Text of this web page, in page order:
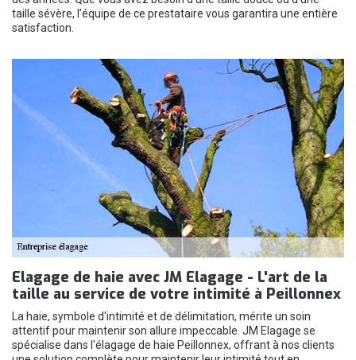
taille sévère, l’équipe de ce prestataire vous garantira une entière
satisfaction.
Elagage de haie avec JM Elagage - L'art de la
taille au service de votre intimité à Peillonnex
La haie, symbole d'intimité et de délimitation, mérite un soin
attentif pour maintenir son allure impeccable. JM Elagage se
spécialise dans l'élagage de haie Peillonnex, offrant à nos clients